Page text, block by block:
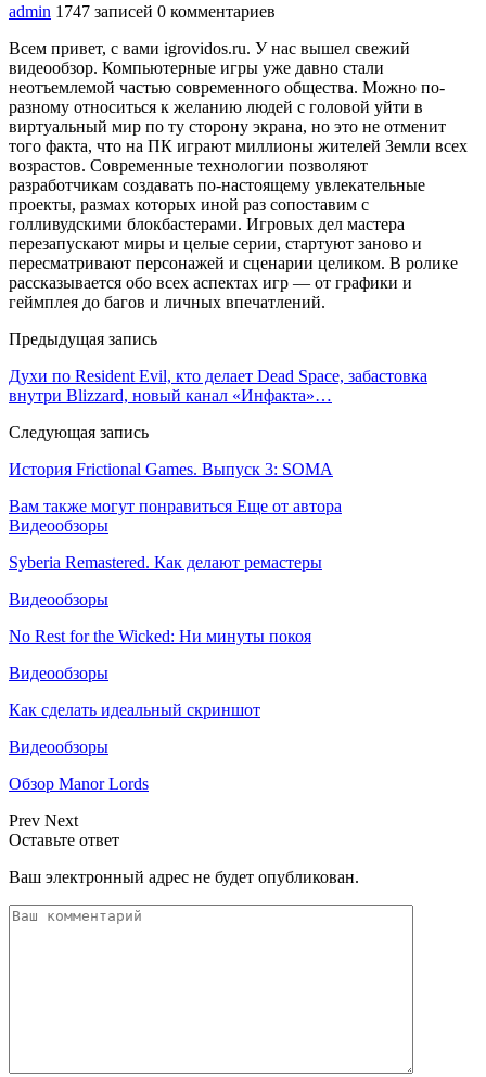
admin 1747 записей 0 комментариев
Всем привет, с вами igrovidos.ru. У нас вышел свежий
видеообзор. Компьютерные игры уже давно стали
неотъемлемой частью современного общества. Можно по-
разному относиться к желанию людей с головой уйти в
виртуальный мир по ту сторону экрана, но это не отменит
того факта, что на ПК играют миллионы жителей Земли всех
возрастов. Современные технологии позволяют
разработчикам создавать по-настоящему увлекательные
проекты, размах которых иной раз сопоставим с
голливудскими блокбастерами. Игровых дел мастера
перезапускают миры и целые серии, стартуют заново и
пересматривают персонажей и сценарии целиком. В ролике
рассказывается обо всех аспектах игр — от графики и
геймплея до багов и личных впечатлений.
Предыдущая запись
Духи по Resident Evil, кто делает Dead Space, забастовка
внутри Blizzard, новый канал «Инфакта»…
Следующая запись
История Frictional Games. Выпуск 3: SOMA
Вам также могут понравиться Еще от автора
Видеообзоры
Syberia Remastered. Как делают ремастеры
Видеообзоры
No Rest for the Wicked: Ни минуты покоя
Видеообзоры
Как сделать идеальный скриншот
Видеообзоры
Обзор Manor Lords
Prev Next
Оставьте ответ
Ваш электронный адрес не будет опубликован.